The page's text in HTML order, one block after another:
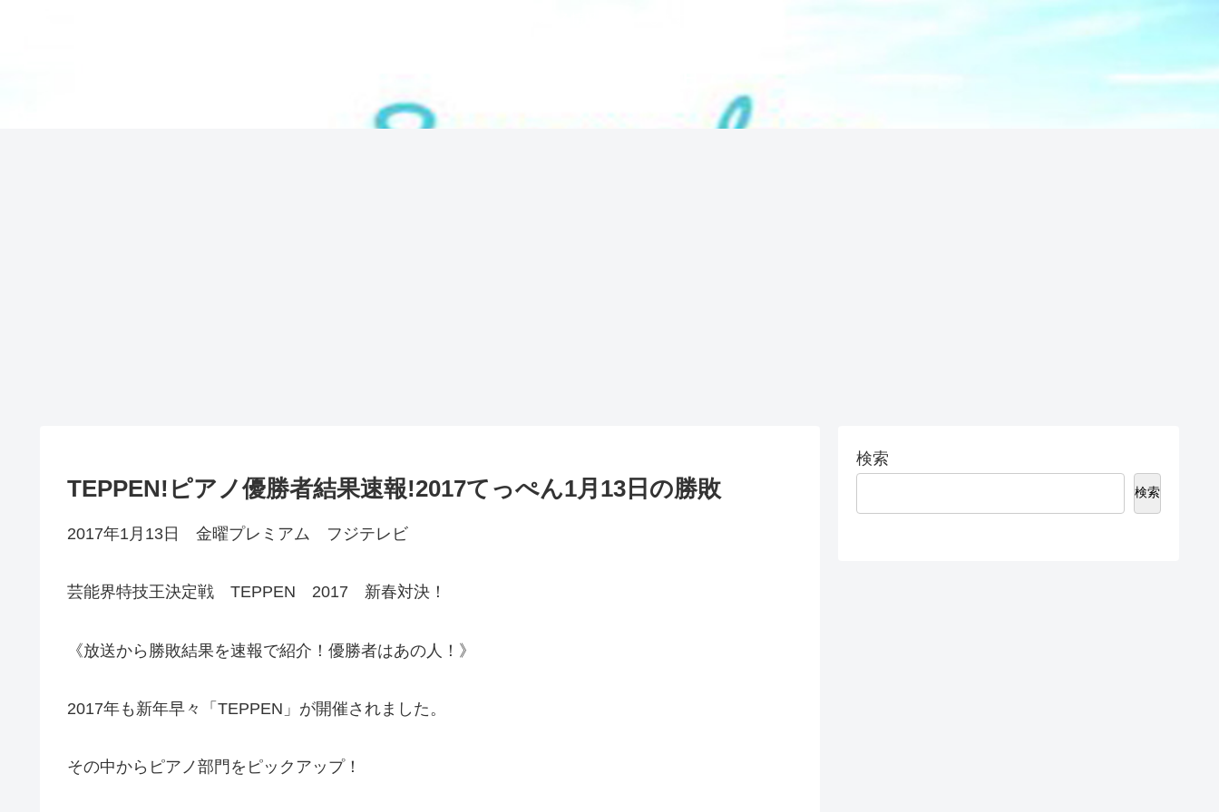
TEPPEN!ピアノ優勝者結果速報!2017てっぺん1月13日の勝敗
2017年1月13日 金曜プレミアム フジテレビ
芸能界特技王決定戦 TEPPEN 2017 新春対決！
《放送から勝敗結果を速報で紹介！優勝者はあの人！》
2017年も新年早々「TEPPEN」が開催されました。
その中からピアノ部門をピックアップ！
検索
検索